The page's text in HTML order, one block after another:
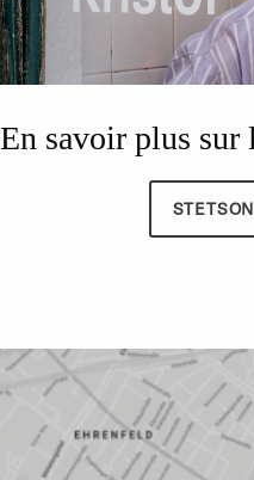
En savoir plus